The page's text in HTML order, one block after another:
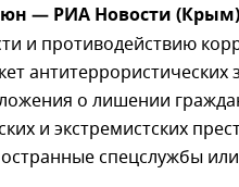
— РИА Новости
и противодействию
о лишении
и экстремистских
спецслужбы